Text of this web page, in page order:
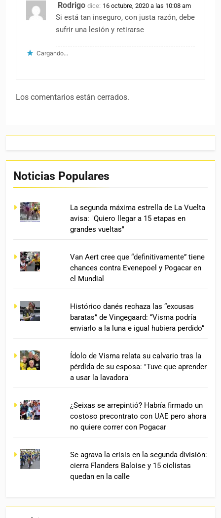
Rodrigo dice: 16 octubre, 2020 a las 10:08 am
Si está tan inseguro, con justa razón, debe
sufrir una lesión y retirarse
Cargando...
Los comentarios están cerrados.
Noticias Populares
La segunda máxima estrella de La Vuelta
avisa: "Quiero llegar a 15 etapas en
grandes vueltas"
Van Aert cree que “definitivamente” tiene
chances contra Evenepoel y Pogacar en
el Mundial
Histórico danés rechaza las “excusas
baratas” de Vingegaard: “Visma podría
enviarlo a la luna e igual hubiera perdido”
Ídolo de Visma relata su calvario tras la
pérdida de su esposa: "Tuve que aprender
a usar la lavadora"
¿Seixas se arrepintió? Habría firmado un
costoso precontrato con UAE pero ahora
no quiere correr con Pogacar
Se agrava la crisis en la segunda división:
cierra Flanders Baloise y 15 ciclistas
quedan en la calle